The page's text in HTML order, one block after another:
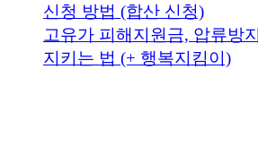
신청 방법 (합산 신청)
고유가 피해지원금, 압류방
지키는 법 (+ 행복지킴이)